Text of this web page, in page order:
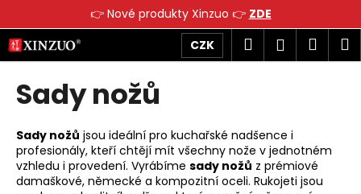
👉 Nové produkty Xinzuo 👉 ZDE
Přejít
na
obsah
CZK Hledat
Sady nožů
Sady nožů jsou ideální pro kuchařské nadšence i
profesionály, kteří chtějí mít všechny nože v jednotném
vzhledu i provedení. Vyrábíme sady nožů z prémiové
damaškové, německé a kompozitní oceli. Rukojeti jsou
o
š Zpět
Zpět
C
o
p
o
t